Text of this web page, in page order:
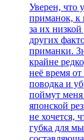
Уверен, что
приманок, к
за их
других
приманки.
крайне
неё время
поводка и
поймут
японской
не хочется,
губка для